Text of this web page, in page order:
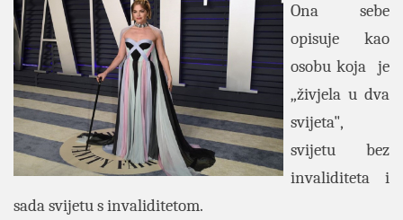
Ona sebe
opisuje kao
osobu koja je
„živjela u dva
svijeta",
svijetu bez
invaliditeta i
sada svijetu s invaliditetom.